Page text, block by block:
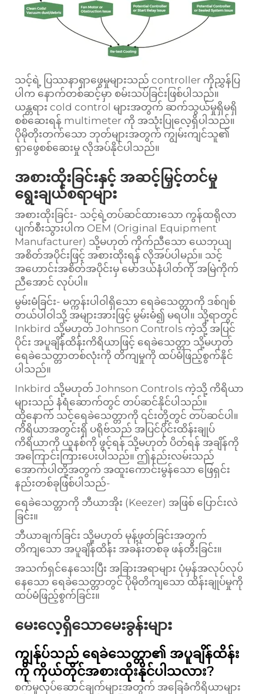
သင့်ရဲ့ ပြဿနာရှာဖွေမှုများသည် controller ကိုညွှန်ပြ
ပါက နောက်တစ်ဆင့်မှာ စမ်းသပ်ခြင်းဖြစ်ပါသည်။
ယန္တရား cold control များအတွက် ဆက်သွယ်မှုရှိမရှိ
စစ်ဆေးရန် multimeter ကို အသုံးပြုလေ့ရှိပါသည်။
ပိုမိုတိုးတက်သော ဘုတ်များအတွက် ကျွမ်းကျင်သူ၏
ရှာဖွေစစ်ဆေးမှု လိုအပ်နိုင်ပါသည်။
အစားထိုးခြင်းနှင့် အဆင့်မြှင့်တင်မှု
ရွေးချယ်စရာများ
အစားထိုးခြင်း- သင့်ရဲ့တပ်ဆင်ထားသော ကွန်ထရိုလာ
ပျက်စီးသွားပါက OEM (Original Equipment
Manufacturer) သို့မဟုတ် ကိုက်ညီသော ယေဘုယျ
အစိတ်အပိုင်းဖြင့် အစားထိုးရန် လိုအပ်ပါမည်။ သင့်
အဟောင်းအစိတ်အပိုင်းမှ မော်ဒယ်နံပါတ်ကို အမြဲကိုက်
ညီအောင် လုပ်ပါ။
မွမ်းမံခြင်း- မက္ကန်းပါဝါရှိသော ရေခဲသေတ္တာကို ဒစ်ဂျစ်
တယ်ပါဝါသို့ အများအားဖြင့် မွမ်းမံ၍ မရပါ။ သို့ရာတွင်
Inkbird သို့မဟုတ် Johnson Controls ကဲ့သို့ အပြင်
ပိုင်း အပူချိန်ထိန်းကိရိယာဖြင့် ရေခဲသေတ္တာ သို့မဟုတ်
ရေခဲသေတ္တာတစ်လုံးကို တိကျမှုကို ထပ်မံဖြည့်စွက်နိုင်
ပါသည်။
Inkbird သို့မဟုတ် Johnson Controls ကဲ့သို့ ကိရိယာ
များသည် နံရံဆောက်တွင် တပ်ဆင်နိုင်ပါသည်။
ထို့နောက် သင့်ရေခဲသေတ္တာကို ၎င်းတို့တွင် တပ်ဆင်ပါ။
ကိရိယာအတွင်းရှိ ပရိုဗ်သည် အပြင်ပိုင်းထိန်းချုပ်
ကိရိယာကို ယူနစ်ကို ဖွင့်ရန် သို့မဟုတ် ပိတ်ရန် အချိန်ကို
အကြောင်းကြားပေးပါသည်။ ဤနည်းလမ်းသည်
အောက်ပါတို့အတွက် အထူးကောင်းမွန်သော ဖြေရှင်း
နည်းတစ်ခုဖြစ်ပါသည်-
ရေခဲသေတ္တာကို ဘီယာအိုး (Keezer) အဖြစ် ပြောင်းလဲ
ခြင်း။
ဘီယာချက်ခြင်း သို့မဟုတ် မုန့်ဖုတ်ခြင်းအတွက်
တိကျသော အပူချိန်ထိန်း အခန်းတစ်ခု ဖန်တီးခြင်း။
အသက်ရှင်နေသေးပြီး အခြားအရာများ ပုံမှန်အလုပ်လုပ်
နေသော ရေခဲသေတ္တာတွင် ပိုမိုတိကျသော ထိန်းချုပ်မှုကို
ထပ်မံဖြည့်စွက်ခြင်း။
မေးလေ့ရှိသောမေးခွန်းများ
ကျွန်ုပ်သည် ရေခဲသေတ္တာ၏ အပူချိန်ထိန်း
ကို ကိုယ်တိုင်အစားထိုးနိုင်ပါသလား?
စက်မှုလုပ်ဆောင်ချက်များအတွက် အခြေခံကိရိယာများ